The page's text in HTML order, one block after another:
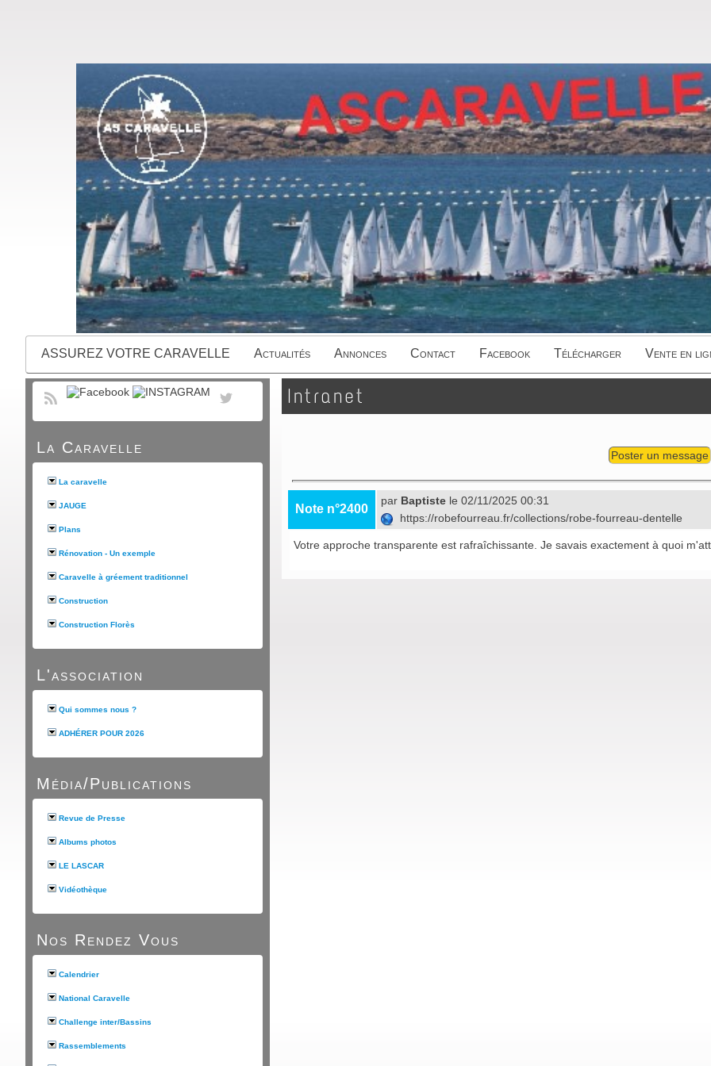
ASSUREZ VOTRE CARAVELLE Actualités Annonces Contact Facebook Télécharger Vente en
La Caravelle
La caravelle
JAUGE
Plans
Rénovation - Un exemple
Caravelle à gréement traditionnel
Construction
Construction Florès
L'association
Qui sommes nous ?
ADHÉRER POUR 2026
Média/Publications
Revue de Presse
Albums photos
LE LASCAR
Vidéothèque
Nos Rendez Vous
Calendrier
National Caravelle
Challenge inter/Bassins
Rassemblements
Intranet
Poster un message
Note n°2400
par Baptiste le 02/11/2025 00:31
https://robefourreau.fr/collections/robe-fourreau-dentelle
Votre approche transparente est rafraîchissante. Je savais exactement à quoi